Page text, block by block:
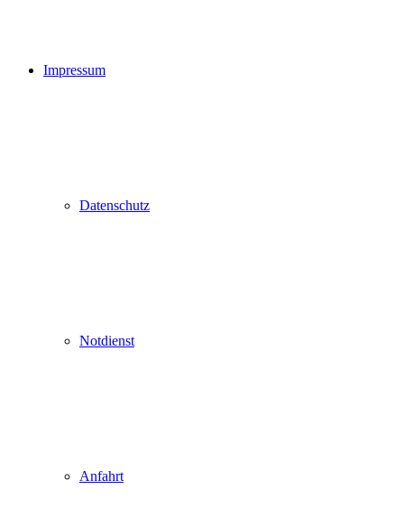
Impressum
Datenschutz
Notdienst
Anfahrt